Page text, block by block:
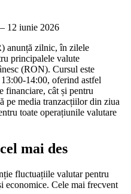
anunță zilnic, în zilele
principalele valute
(RON). Cursul este
14:00, oferind astfel
financiare, cât și pentru
pe media tranzacțiilor din ziua
toate operațiunile valutare
mai des
fluctuațiile valutar pentru
economice. Cele mai frecvent